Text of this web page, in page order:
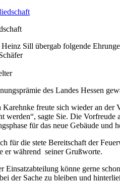
Sill übergab folgende
des Landes Hessen
freute sich wieder an
werden“, sagte Sie. Die
für das neue Gebäude
für die stete Bereitschaft der
er während seiner Grußworte.
Einsatzabteilung könne gerne
der Sache zu bleiben und